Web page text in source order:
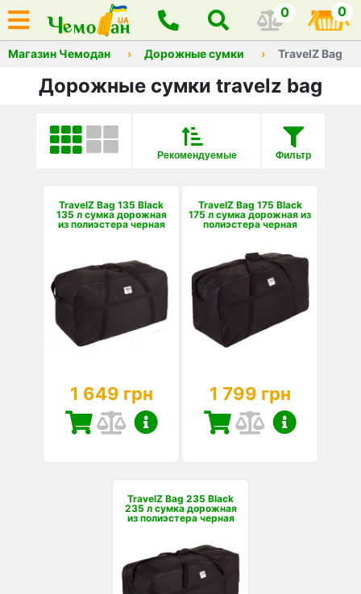
0 0
Магазин Чемодан Дорожные сумки TravelZ Bag
Дорожные сумки travelz bag
Фильтр
Рекомендуемые
TravelZ Bag 135 Black
135 л сумка дорожная
из полиэстера черная
1 649 грн
TravelZ Bag 175 Black
175 л сумка дорожная из
полиэстера черная
1 799 грн
TravelZ Bag 235 Black
235 л сумка дорожная
из полиэстера черная